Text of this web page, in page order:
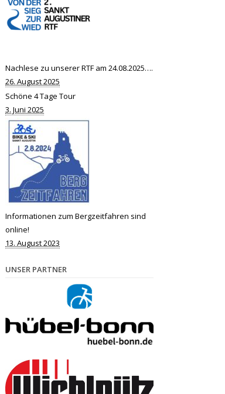
Nachlese zu unserer RTF am 24.08.2025….
26. August 2025
Schöne 4 Tage Tour
3. Juni 2025
Informationen zum Bergzeitfahren sind
online!
13. August 2023
UNSER PARTNER